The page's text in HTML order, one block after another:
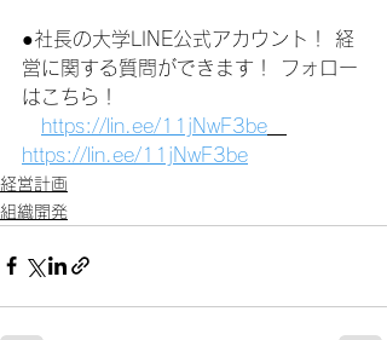
●社長の大学LINE公式アカウント！ 経
営に関する質問ができます！ フォロー
はこちら！
https://lin.ee/11jNwF3be
https://lin.ee/11jNwF3be
経営計画
組織開発